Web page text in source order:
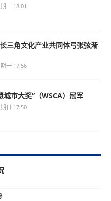
一 18:01
三角文化产业共同体弓张弦渐
一 17:56
城市大奖”（WSCA）冠军
日 17:50